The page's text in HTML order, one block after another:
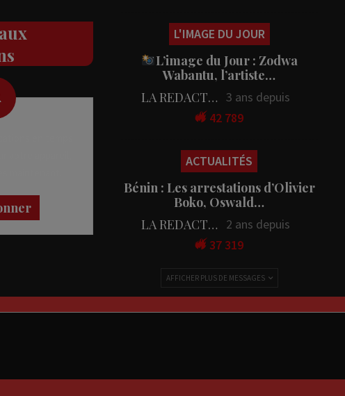
L'IMAGE DU JOUR
L’image du Jour : Zodwa
Wabantu, l’artiste…
LA REDACTION 3 ans depuis
42 789
ACTUALITÉS
Bénin : Les arrestations d’Olivier
Boko, Oswald…
LA REDACTION
2 ans depuis
37 319
AFFICHER PLUS DE MESSAGES